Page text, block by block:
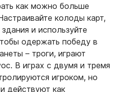
как можно больше
колоды карт,
и используйте
одержать победу в
– троги, играют
В играх с двумя и тремя
игроком, но
действуют как